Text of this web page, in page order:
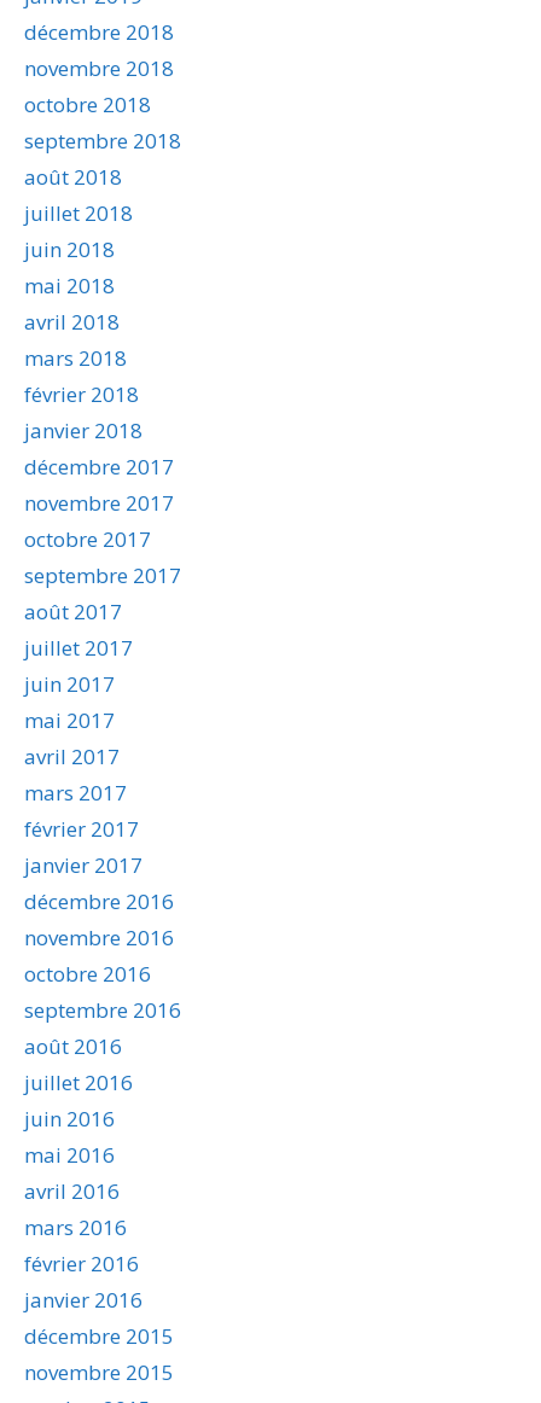
décembre 2018
novembre 2018
octobre 2018
septembre 2018
août 2018
juillet 2018
juin 2018
mai 2018
avril 2018
mars 2018
février 2018
janvier 2018
décembre 2017
novembre 2017
octobre 2017
septembre 2017
août 2017
juillet 2017
juin 2017
mai 2017
avril 2017
mars 2017
février 2017
janvier 2017
décembre 2016
novembre 2016
octobre 2016
septembre 2016
août 2016
juillet 2016
juin 2016
mai 2016
avril 2016
mars 2016
février 2016
janvier 2016
décembre 2015
novembre 2015